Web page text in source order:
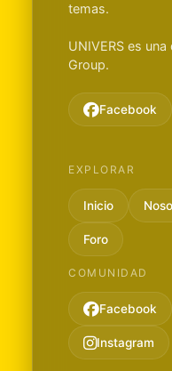
temas.
UNIVERS es
Group.
Facebook
EXPLORAR
Inicio
Foro
COMUNIDAD
Facebook
Instagram